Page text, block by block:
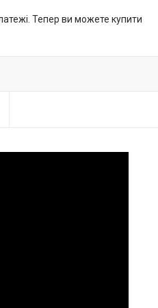
Тепер ви можете купити